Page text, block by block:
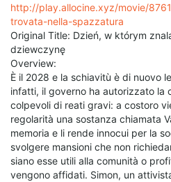
http://play.allocine.xyz/movie/
trovata-nella-spazzatura
Original Title: Dzień, w którym
dziewczynę
Overview:
È il 2028 e la schiavitù è di nuovo
infatti, il governo ha autorizzato la
colpevoli di reati gravi: a costoro
regolarità una sostanza chiamata
memoria e li rende innocui per la
svolgere mansioni che non
siano esse utili alla comunità o
vengono affidati. Simon, un